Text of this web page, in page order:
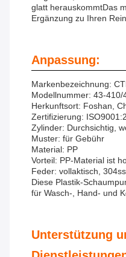
glatt herauskommtDas
Ergänzung zu Ihren
Anpassung:
Markenbezeichnung:
Modellnummer: 43-
Herkunftsort: Foshan,
Zertifizierung:
Zylinder: Durchsichtig,
Muster: für Gebühr
Material: PP
Vorteil: PP-Material ist
Feder: vollaktisch, 304ss
Diese Plastik-
für Wasch-, Hand- und
Unterstützung